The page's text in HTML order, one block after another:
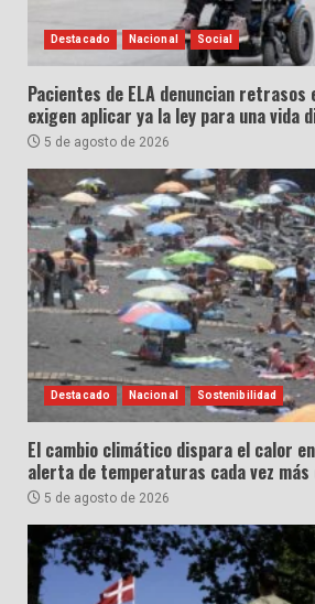
Destacado Nacional Social
Pacientes de ELA denuncian retrasos
exigen aplicar ya la ley para una vida
5 de agosto de 2026
Destacado Nacional Sostenibilidad
El cambio climático dispara el calor
alerta de temperaturas cada vez
5 de agosto de 2026